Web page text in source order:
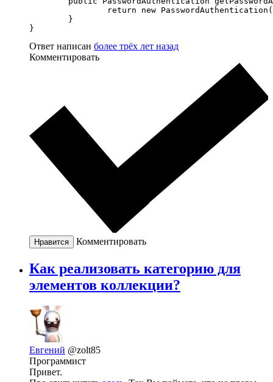
}
Ответ написан более трёх лет назад
Комментировать
Нравится Комментировать
Как реализовать категорию для
элементов коллекции?
Евгений @zolt85
Программист
Привет.